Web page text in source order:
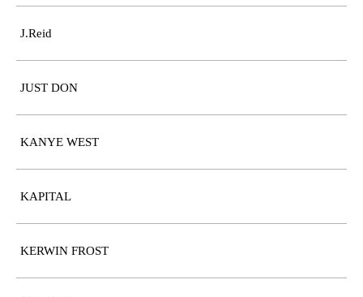
J.Reid
JUST DON
KANYE WEST
KAPITAL
KERWIN FROST